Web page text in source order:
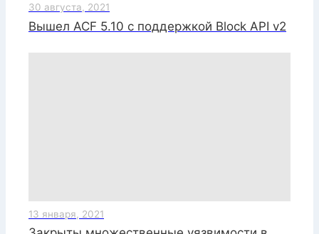
30 августа, 2021
Вышел ACF 5.10 с поддержкой Block API v2
13 января, 2021